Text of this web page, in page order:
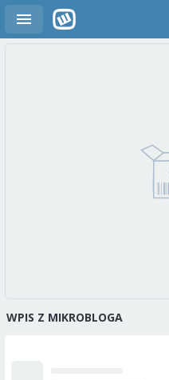
WPIS Z MIKROBLOGA